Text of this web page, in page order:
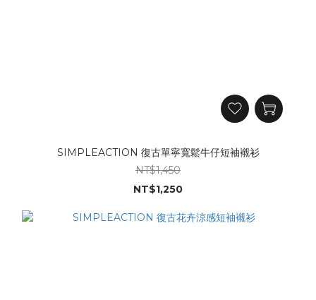
SIMPLEACTION 復古單寧寬鬆牛仔短袖襯衫
NT$1,450
NT$1,250